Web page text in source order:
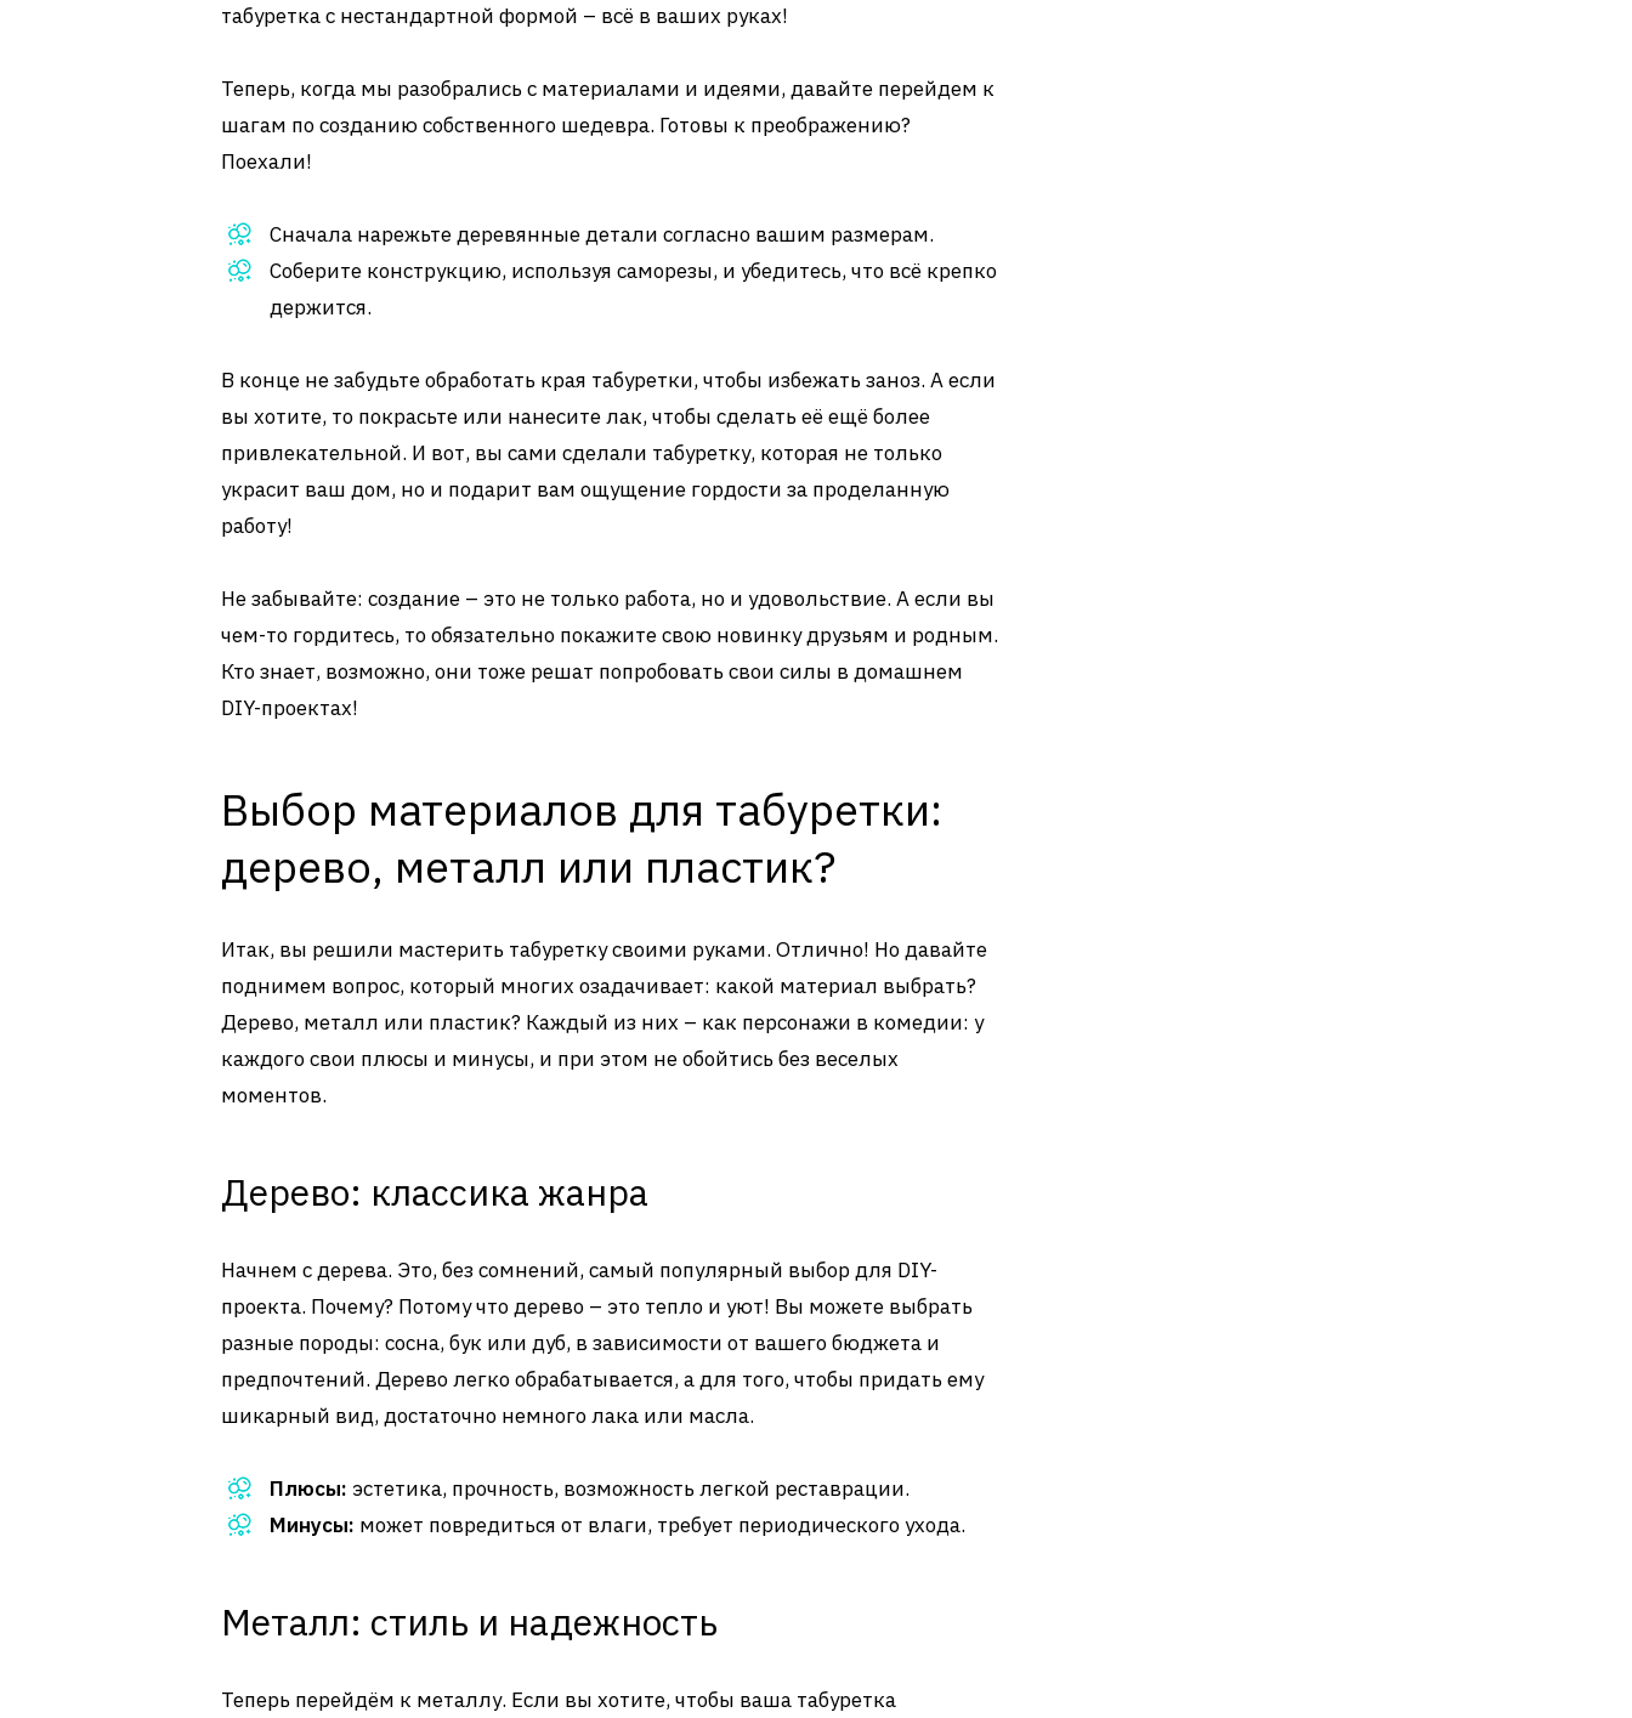
табуретка с нестандартной формой – всё в ваших руках!
Теперь, когда мы разобрались с материалами и идеями, давайте перейдем к
шагам по созданию собственного шедевра. Готовы к преображению?
Поехали!
Сначала нарежьте деревянные детали согласно вашим размерам.
Соберите конструкцию, используя саморезы, и убедитесь, что всё крепко
держится.
В конце не забудьте обработать края табуретки, чтобы избежать заноз. А если
вы хотите, то покрасьте или нанесите лак, чтобы сделать её ещё более
привлекательной. И вот, вы сами сделали табуретку, которая не только
украсит ваш дом, но и подарит вам ощущение гордости за проделанную
работу!
Не забывайте: создание – это не только работа, но и удовольствие. А если вы
чем-то гордитесь, то обязательно покажите свою новинку друзьям и родным.
Кто знает, возможно, они тоже решат попробовать свои силы в домашнем
DIY-проектах!
Выбор материалов для табуретки:
дерево, металл или пластик?
Итак, вы решили мастерить табуретку своими руками. Отлично! Но давайте
поднимем вопрос, который многих озадачивает: какой материал выбрать?
Дерево, металл или пластик? Каждый из них – как персонажи в комедии: у
каждого свои плюсы и минусы, и при этом не обойтись без веселых
моментов.
Дерево: классика жанра
Начнем с дерева. Это, без сомнений, самый популярный выбор для DIY-
проекта. Почему? Потому что дерево – это тепло и уют! Вы можете выбрать
разные породы: сосна, бук или дуб, в зависимости от вашего бюджета и
предпочтений. Дерево легко обрабатывается, а для того, чтобы придать ему
шикарный вид, достаточно немного лака или масла.
Плюсы: эстетика, прочность, возможность легкой реставрации.
Минусы: может повредиться от влаги, требует периодического ухода.
Металл: стиль и надежность
Теперь перейдём к металлу. Если вы хотите, чтобы ваша табуретка